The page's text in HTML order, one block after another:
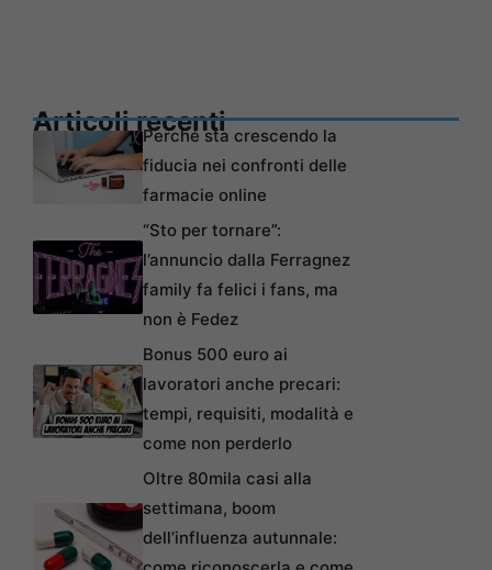
Articoli recentiPerché sta crescendo la
fiducia nei confronti delle
farmacie online
“Sto per tornare”:
l’annuncio dalla Ferragnez
family fa felici i fans, ma
non è Fedez
Bonus 500 euro ai
lavoratori anche precari:
tempi, requisiti, modalità e
come non perderlo
Oltre 80mila casi alla
settimana, boom
dell’influenza autunnale: